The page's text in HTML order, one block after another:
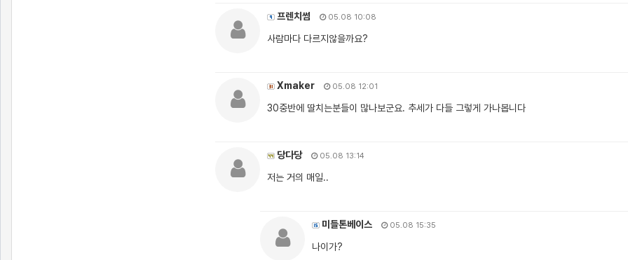
프렌치썸 05.08 10:08
사람마다 다르지않을까요?
Xmaker 05.08 12:01
30중반에 딸치는분들이 많나보군요. 추세가 다들 그렇게 가나봅니다
당다당 05.08 13:14
저는 거의 매일..
미들톤베이스 05.08 15:35
나이가?